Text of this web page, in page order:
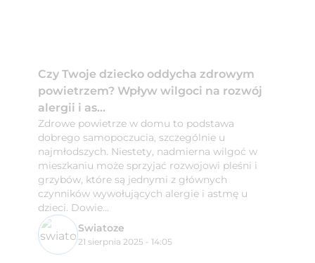
Czy Twoje dziecko oddycha zdrowym
powietrzem? Wpływ wilgoci na rozwój
alergii i as...
Zdrowe powietrze w domu to podstawa
dobrego samopoczucia, szczególnie u
najmłodszych. Niestety, nadmierna wilgoć w
mieszkaniu może sprzyjać rozwojowi pleśni i
grzybów, które są jednymi z głównych
czynników wywołujących alergie i astmę u
dzieci. Dowie...
Swiatoze
21 sierpnia 2025 - 14:05